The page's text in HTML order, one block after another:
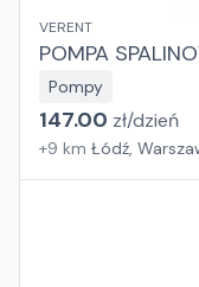
VERENT
POMPA
Pompy
147.00 zł/dzień
+9 km Łódź,